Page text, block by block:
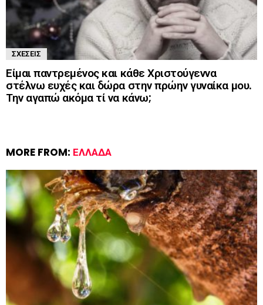
ΣΧΈΣΕΙΣ
Είμαι παντρεμένος και κάθε Χριστούγεννα
στέλνω ευχές και δώρα στην πρώην γυναίκα μου.
Την αγαπώ ακόμα τί να κάνω;
MORE FROM: ΕΛΛΆΔΑ